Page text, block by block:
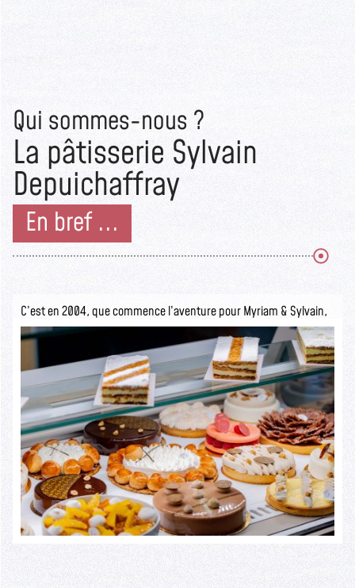
Qui sommes-nous ?
La pâtisserie Sylvain
Depuichaffray
En bref ...
C’est en 2004, que commence l’aventure pour Myriam & Sylvain,
ils ouvrent la pâtisserie Sylvain Depuichaffray dans une boutique
Seuls les initiés savent ce qui se cache derrière cette devanture
rustique.
Lire la suite >>